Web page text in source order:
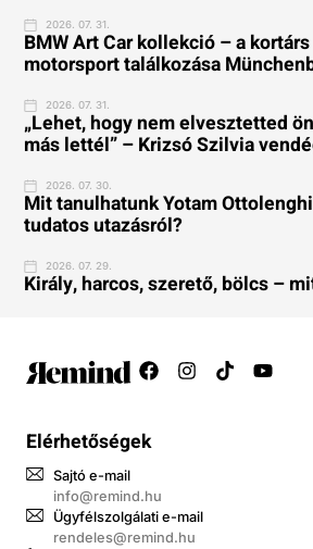
2026. 07. 31.
BMW Art Car kollekció – a
motorsport találkozása
2026. 07. 31.
„Lehet, hogy nem elvesztetted
más lettél” – Krizsó Szilvia
2026. 07. 30.
Mit tanulhatunk Yotam
tudatos utazásról?
2026. 07. 29.
Király, harcos, szerető, bölcs –
Elérhetőségek
Sajtó e-mail
info@remind.hu
Ügyfélszolgálati e-mail
rendeles@remind.hu